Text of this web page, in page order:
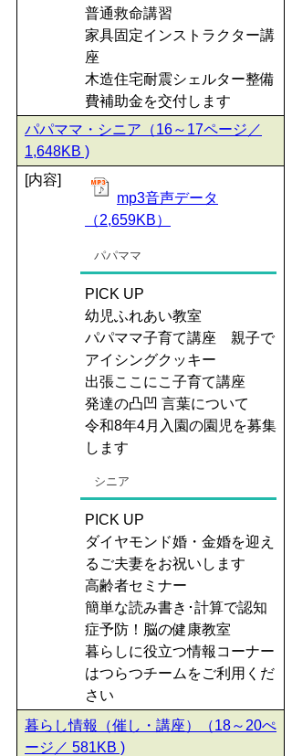
普通救命講習
家具固定インストラクター講
座
木造住宅耐震シェルター整備
費補助金を交付します
パパママ・シニア（16～17ページ／
1,648KB )
[内容]
mp3音声データ
（2,659KB）
パパママ
PICK UP
幼児ふれあい教室
パパママ子育て講座 親子で
アイシングクッキー
出張ここにこ子育て講座
発達の凸凹 言葉について
令和8年4月入園の園児を募集
します
シニア
PICK UP
ダイヤモンド婚・金婚を迎え
るご夫妻をお祝いします
高齢者セミナー
簡単な読み書き･計算で認知
症予防！脳の健康教室
暮らしに役立つ情報コーナー
はつらつチームをご利用くだ
さい
暮らし情報（催し・講座）（18～20ぺ
ージ／ 581KB )